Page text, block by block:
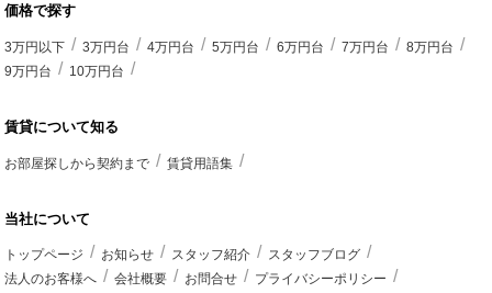
価格で探す
3万円以下 3万円台 4万円台 5万円台 6万円台 7万円台
8万円台
9万円台
10万円台
賃貸について知る
お部屋探しから契約まで 賃貸用語集
当社について
トップページ お知らせ スタッフ紹介
スタッフブログ
法人のお客様へ
会社概要 お問合せ プライバシーポリシー